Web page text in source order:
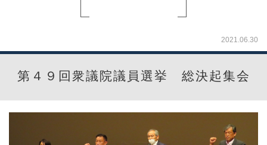
2021.06.30
第４９回衆議院議員選挙 総決起集会